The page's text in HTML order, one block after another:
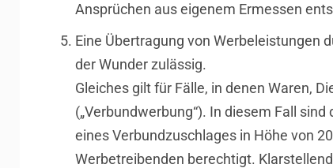
Ansprüchen aus eigenem Ermessen
Eine Übertragung von Werbeleistungen
der Wunder zulässig.
Gleiches gilt für Fälle, in denen Waren,
(„Verbundwerbung“). In diesem Fall
eines Verbundzuschlages in Höhe von
Werbetreibenden berechtigt.